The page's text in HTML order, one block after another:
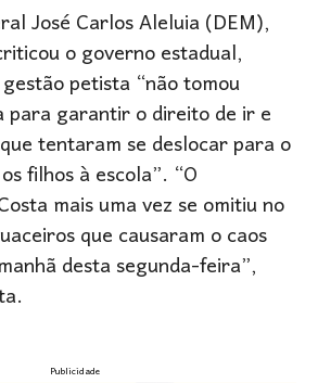
José Carlos Aleluia (DEM),
o governo estadual,
petista “não tomou
para garantir o direito de ir e
tentaram se deslocar para o
filhos à escola”. “O
mais uma vez se omitiu no
que causaram o caos
desta segunda-feira”,
Publicidade